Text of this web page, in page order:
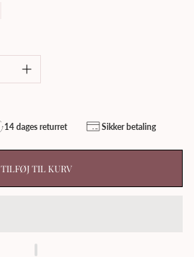
14 dages returret Sikker betaling
TILFØJ TIL KURV